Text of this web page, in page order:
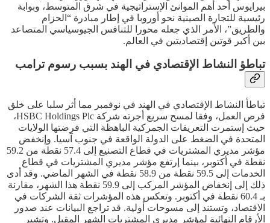
بيرايوس أحد أهم الموانئ الإستراتيجية في شرق المتوسط، وبوابة
رئيسية للتجارة الصينية نحو أوروبا في إطار مبادرة “الحزام
والطريق”، الأمر الذي جعله محورا للتنافس الجيوسياسي المتصاعد
بين أكبر قوتين إقتصاديتين في العالم.
تباطؤ النشاط الإقتصادي في الهند بسبب رسوم ترامب
تباطأ النشاط الإقتصادي في الهند في نوفمبر مما أثر سلبا على خلق
فرص العمل، وفقا لمسح سريع أجرته شركة HSBC Holdings Plc،
حيث إستمرت التعريفات الجمركية الباهظة التي فرضتها الولايات
المتحدة في الضغط على الدولة الواقعة في جنوب آسيا. وإنخفض
مؤشر مديري المشتريات في قطاع التصنيع إلى 57.4 نقطة من 59.2
نقطة في أكتوبر، بينما إرتفع مؤشر مديري المشتريات في قطاع
الخدمات إلى 59.5 نقطة من 58.9 نقطة في الشهر الماضي. وقد أدى
ذلك إلى إنخفاض المؤشر المركب إلى 59.9 نقطة هذا الشهر، مقارنة
بـ 60.4 نقطة في أكتوبر. وتعكس هذه المؤشرات ثقة الشركات في
الاقتصاد، وتستند إلى مسوحات أولية. قد تراجع البيانات عند صدور
الأرقام النهائية لمؤشر مديري المشتريات الشهر المقبل. وتشير